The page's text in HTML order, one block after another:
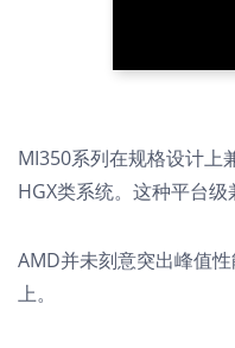
MI350系列在规格设计上
HGX类系统。这种平台
AMD并未刻意突出峰值
上。